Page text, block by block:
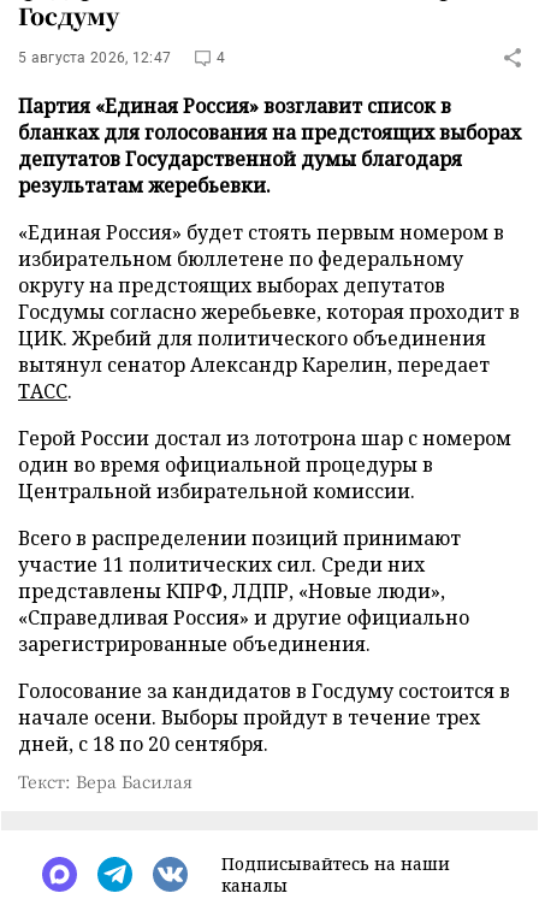
Госдуму
5 августа 2026, 12:47 4
Партия «Единая Россия» возглавит список в
бланках для голосования на предстоящих выборах
депутатов Государственной думы благодаря
результатам жеребьевки.
«Единая Россия» будет стоять первым номером в
избирательном бюллетене по федеральному
округу на предстоящих выборах депутатов
Госдумы согласно жеребьевке, которая проходит в
ЦИК. Жребий для политического объединения
вытянул сенатор Александр Карелин, передает
ТАСС.
Герой России достал из лототрона шар с номером
один во время официальной процедуры в
Центральной избирательной комиссии.
Всего в распределении позиций принимают
участие 11 политических сил. Среди них
представлены КПРФ, ЛДПР, «Новые люди»,
«Справедливая Россия» и другие официально
зарегистрированные объединения.
Голосование за кандидатов в Госдуму состоится в
начале осени. Выборы пройдут в течение трех
дней, с 18 по 20 сентября.
Текст: Вера Басилая
Подписывайтесь на наши
каналы